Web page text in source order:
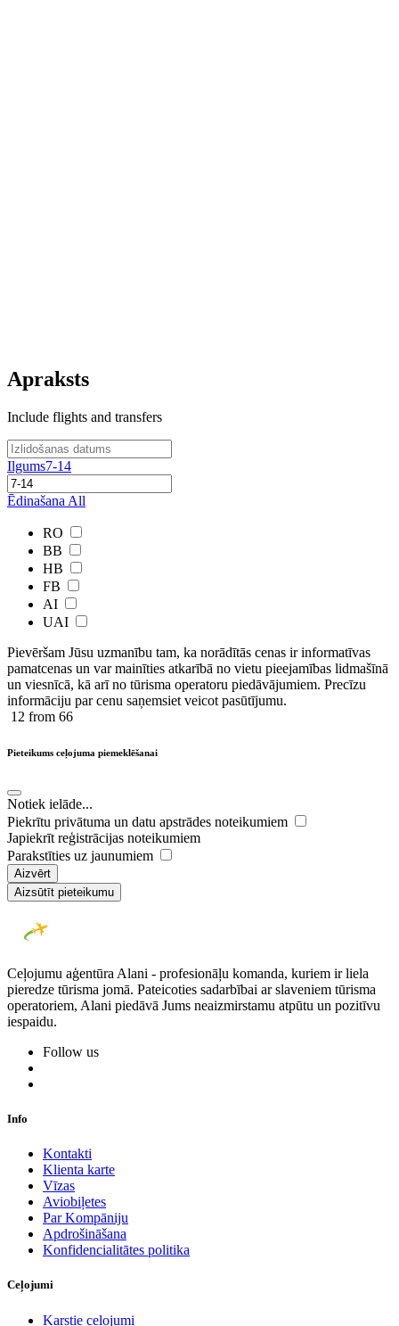
Apraksts
Include flights and transfers
Ilgums7-14
Ēdinašana All
RO
BB
HB
FB
AI
UAI
Pievēršam Jūsu uzmanību tam, ka norādītās cenas ir ​informatīvas ​
pamatcenas un var mainīties atkarībā ​no ​vietu pieejamības lidmašīnā
un viesnīcā, kā arī no tūrisma operatoru piedāvājumiem. Precīzu
informāciju par cenu saņemsiet veicot pasūtījumu.
12 from 66
Pieteikums ceļojuma piemeklēšanai
Notiek ielāde...
Piekrītu privātuma un datu apstrādes noteikumiem
Japiekrīt reģistrācijas noteikumiem
Parakstīties uz jaunumiem
Aizvērt
Aizsūtīt pieteikumu
Ceļojumu aģentūra Alani - profesionāļu komanda, kuriem ir liela
pieredze tūrisma jomā. Pateicoties sadarbībai ar slaveniem tūrisma
operatoriem, Alani piedāvā Jums neaizmirstamu atpūtu un pozitīvu
iespaidu.
Follow us
Info
Kontakti
Klienta karte
Vīzas
Aviobiļetes
Par Kompāniju
Apdrošināšana
Konfidencialitātes politika
Ceļojumi
Karstie ceļojumi